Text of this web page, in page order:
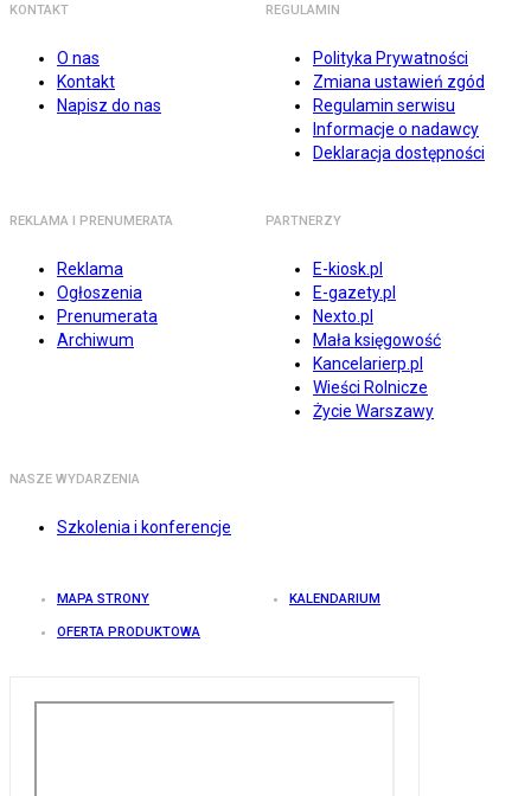
KONTAKT
O nas
Kontakt
Napisz do nas
REGULAMIN
Polityka Prywatności
Zmiana ustawień zgód
Regulamin serwisu
Informacje o nadawcy
Deklaracja dostępności
REKLAMA I PRENUMERATA
Reklama
Ogłoszenia
Prenumerata
Archiwum
PARTNERZY
E-kiosk.pl
E-gazety.pl
Nexto.pl
Mała księgowość
Kancelarierp.pl
Wieści Rolnicze
Życie Warszawy
NASZE WYDARZENIA
Szkolenia i konferencje
MAPA STRONY KALENDARIUM
OFERTA PRODUKTOWA